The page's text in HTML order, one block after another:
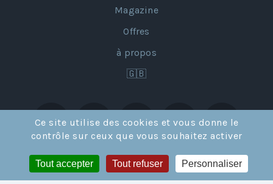
Ce site utilise des cookies et vous donne le
contrôle sur ceux que vous souhaitez activer
Tout accepter Tout refuser Personnaliser
Magazine
Offres
à propos
🇬🇧